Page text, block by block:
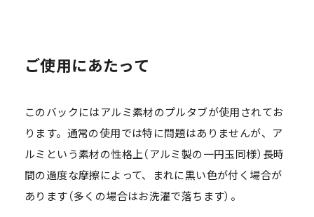
ご使用にあたって
このバックにはアルミ素材のプルタブが使用されてお
ります。通常の使用では特に問題はありませんが、ア
ルミという素材の性格上（アルミ製の一円玉同様）長時
間の過度な摩擦によって、まれに黒い色が付く場合が
あります（多くの場合はお洗濯で落ちます）。